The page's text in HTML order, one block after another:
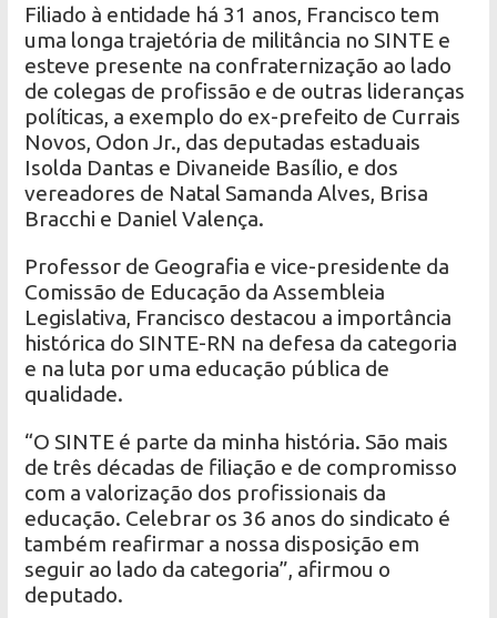
Filiado à entidade há 31 anos, Francisco tem
uma longa trajetória de militância no SINTE e
esteve presente na confraternização ao lado
de colegas de profissão e de outras lideranças
políticas, a exemplo do ex-prefeito de Currais
Novos, Odon Jr., das deputadas estaduais
Isolda Dantas e Divaneide Basílio, e dos
vereadores de Natal Samanda Alves, Brisa
Bracchi e Daniel Valença.
Professor de Geografia e vice-presidente da
Comissão de Educação da Assembleia
Legislativa, Francisco destacou a importância
histórica do SINTE-RN na defesa da categoria
e na luta por uma educação pública de
qualidade.
“O SINTE é parte da minha história. São mais
de três décadas de filiação e de compromisso
com a valorização dos profissionais da
educação. Celebrar os 36 anos do sindicato é
também reafirmar a nossa disposição em
seguir ao lado da categoria”, afirmou o
deputado.